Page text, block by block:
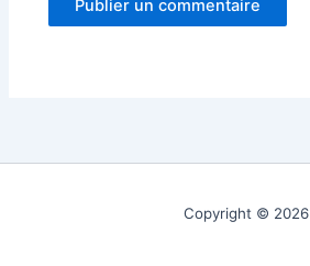
Copyright © 2026